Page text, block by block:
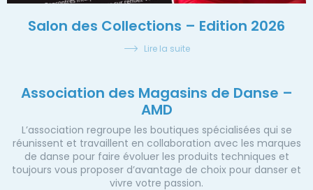
Salon des Collections – Edition 2026
Lire la suite
Association des Magasins de Danse –
AMD
L’association regroupe les boutiques spécialisées qui se
réunissent et travaillent en collaboration avec les marques
de danse pour faire évoluer les produits techniques et
toujours vous proposer d’avantage de choix pour danser et
vivre votre passion.